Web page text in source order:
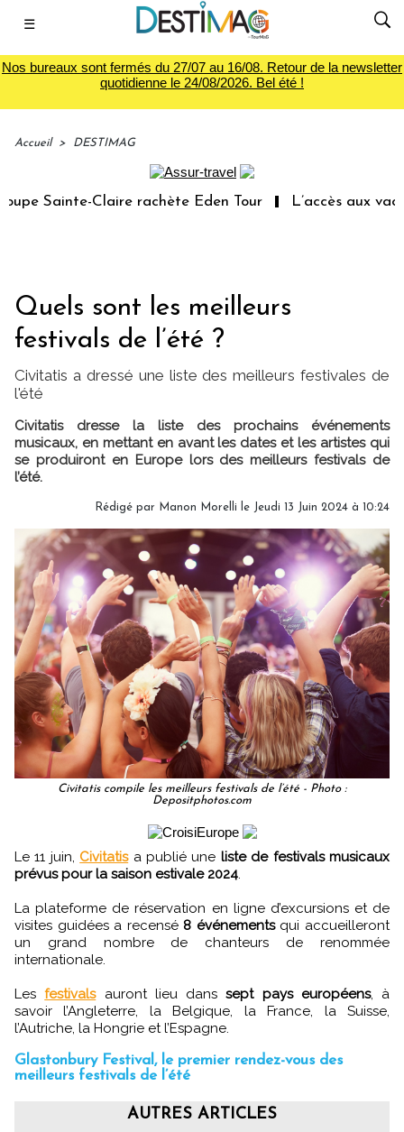
☰
Nos bureaux sont fermés du 27/07 au 16/08. Retour de la newsletter
quotidienne le 24/08/2026. Bel été !
Accueil > DESTIMAG
Sainte-Claire rachète Eden Tour L’accès aux
Quels sont les meilleurs
festivals de l’été ?
Civitatis a dressé une liste des meilleurs festivales de
l'été
Civitatis dresse la liste des prochains événements
musicaux, en mettant en avant les dates et les artistes qui
se produiront en Europe lors des meilleurs festivals de
l’été.
Rédigé par Manon Morelli le Jeudi 13 Juin 2024 à 10:24
Civitatis compile les meilleurs festivals de l’été - Photo :
Depositphotos.com
Le 11 juin, Civitatisa publié une liste de festivals musicaux
prévus pour la saison estivale 2024
La plateforme de réservation en ligne d’excursions et de
visites guidées a recensé 8 événementsqui accueilleront
un grand nombre de chanteurs de renommée
internationale.
Lesfestivalsauront lieu danssept pays européens, à
savoir l’Angleterre, la Belgique, la France, la Suisse,
l’Autriche, la Hongrie et l’Espagne.
Glastonbury Festival, le premier rendez-vous des
meilleurs festivals de l’été
AUTRES ARTICLES